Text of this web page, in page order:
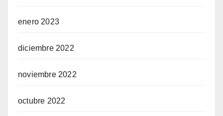
enero 2023
diciembre 2022
noviembre 2022
octubre 2022